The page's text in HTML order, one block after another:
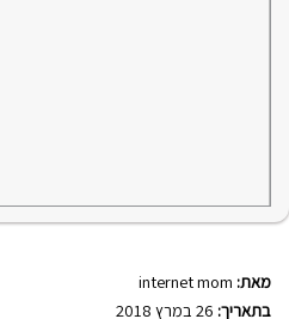
מאת: internet mom
בתאריך: